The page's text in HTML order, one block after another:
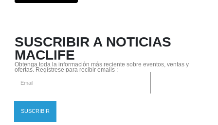
SUSCRIBIR A NOTICIAS
MACLIFE
Obtenga toda la información más reciente sobre eventos, ventas y
ofertas. Regístrese para recibir emails :